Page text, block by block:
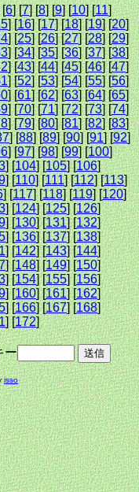
[6] [7] [8] [9] [10] [11]
] [16] [17] [18] [19] [20]
] [25] [26] [27] [28] [29]
] [34] [35] [36] [37] [38]
] [43] [44] [45] [46] [47]
] [52] [53] [54] [55] [56]
] [61] [62] [63] [64] [65]
] [70] [71] [72] [73] [74]
] [79] [80] [81] [82] [83]
] [88] [89] [90] [91] [92]
] [97] [98] [99] [100]
] [104] [105] [106]
] [110] [111] [112] [113]
] [117] [118] [119] [120]
] [124] [125] [126]
] [130] [131] [132]
] [136] [137] [138]
] [142] [143] [144]
] [148] [149] [150]
] [154] [155] [156]
] [160] [161] [162]
] [166] [167] [168]
] [172]
ー
isso